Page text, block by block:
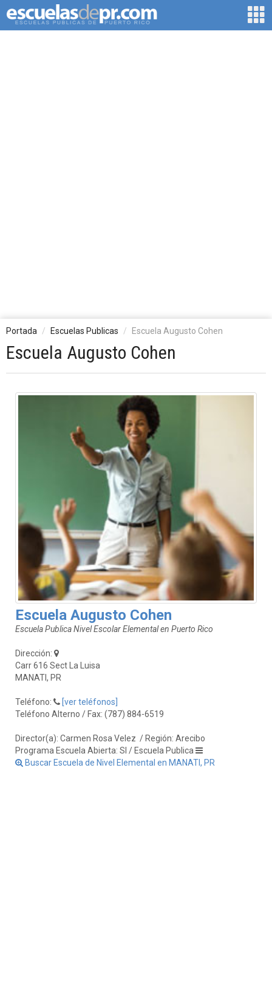
Portada Escuelas Publicas Escuela Augusto Cohen
Escuela Augusto Cohen
Escuela Augusto Cohen
Escuela Publica Nivel Escolar Elemental en Puerto Rico
Dirección:
Carr 616 Sect La Luisa
MANATI, PR
Teléfono:
[ver teléfonos]
Teléfono Alterno / Fax: (787) 884-6519
Director(a): Carmen Rosa Velez / Región: Arecibo
Programa Escuela Abierta: SI / Escuela Publica
Buscar Escuela de Nivel Elemental en MANATI, PR